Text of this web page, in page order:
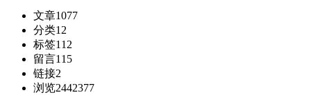
文章1077
分类12
标签112
留言115
链接2
浏览2442377